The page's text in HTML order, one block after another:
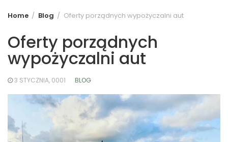
Home Blog Oferty porządnych wypożyczalni aut
Oferty porządnych
wypożyczalni aut
3 STYCZNIA, 0001 BLOG